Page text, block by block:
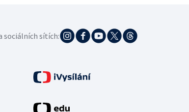
sociálních sítích: